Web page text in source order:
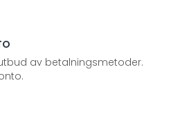
av betalningsmetoder.